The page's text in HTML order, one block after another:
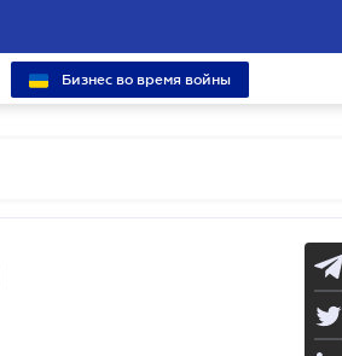
Бизнес во время войны